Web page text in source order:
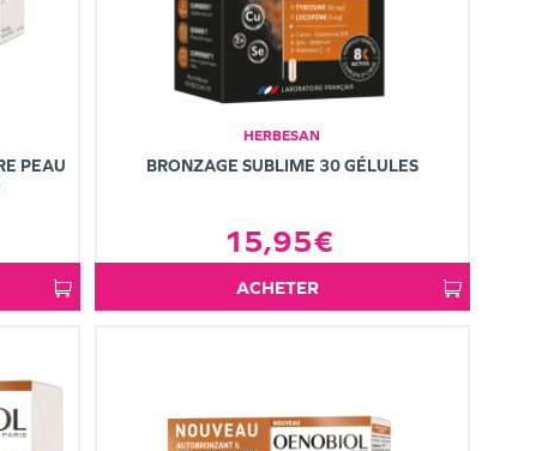
PEAU
HERBESAN
BRONZAGE SUBLIME 30 GÉLULES
15,95€
ACHETER